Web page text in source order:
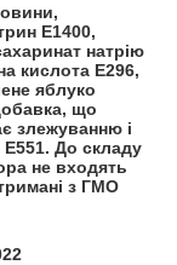
Е1400,
натрію
кислота Е296,
яблуко
що
злежуванню і
До складу
не входять
з ГМО